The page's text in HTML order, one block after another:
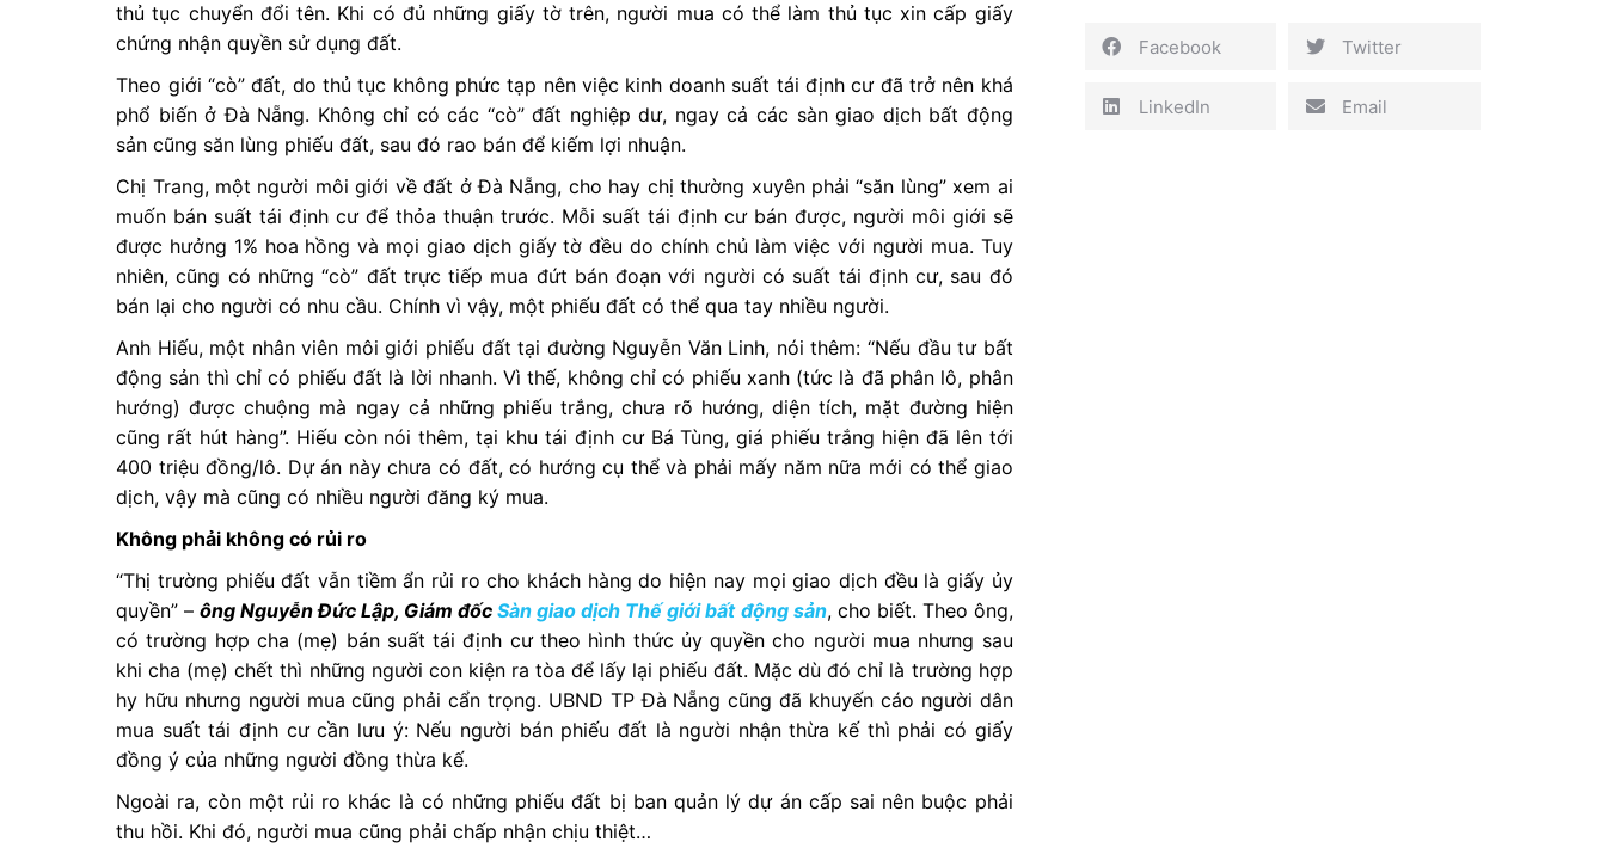
thủ tục chuyển đổi tên. Khi có đủ những giấy tờ trên, người mua có thể làm thủ tục xin cấp giấy
chứng nhận quyền sử dụng đất.
Theo giới “cò” đất, do thủ tục không phức tạp nên việc kinh doanh suất tái định cư đã trở nên khá
phổ biến ở Đà Nẵng. Không chỉ có các “cò” đất nghiệp dư, ngay cả các sàn giao dịch bất động
sản cũng săn lùng phiếu đất, sau đó rao bán để kiếm lợi nhuận.
Chị Trang, một người môi giới về đất ở Đà Nẵng, cho hay chị thường xuyên phải “săn lùng” xem ai
muốn bán suất tái định cư để thỏa thuận trước. Mỗi suất tái định cư bán được, người môi giới sẽ
được hưởng 1% hoa hồng và mọi giao dịch giấy tờ đều do chính chủ làm việc với người mua. Tuy
nhiên, cũng có những “cò” đất trực tiếp mua đứt bán đoạn với người có suất tái định cư, sau đó
bán lại cho người có nhu cầu. Chính vì vậy, một phiếu đất có thể qua tay nhiều người.
Anh Hiếu, một nhân viên môi giới phiếu đất tại đường Nguyễn Văn Linh, nói thêm: “Nếu đầu tư bất
động sản thì chỉ có phiếu đất là lời nhanh. Vì thế, không chỉ có phiếu xanh (tức là đã phân lô, phân
hướng) được chuộng mà ngay cả những phiếu trắng, chưa rõ hướng, diện tích, mặt đường hiện
cũng rất hút hàng”. Hiếu còn nói thêm, tại khu tái định cư Bá Tùng, giá phiếu trắng hiện đã lên tới
400 triệu đồng/lô. Dự án này chưa có đất, có hướng cụ thể và phải mấy năm nữa mới có thể giao
dịch, vậy mà cũng có nhiều người đăng ký mua.
Không phải không có rủi ro
“Thị trường phiếu đất vẫn tiềm ẩn rủi ro cho khách hàng do hiện nay mọi giao dịch đều là giấy ủy
quyền” –ông Nguyễn Đức Lập, Giám đốcSàn giao dịch Thế giới bất động sản, cho biết. Theo ông,
có trường hợp cha (mẹ) bán suất tái định cư theo hình thức ủy quyền cho người mua nhưng sau
khi cha (mẹ) chết thì những người con kiện ra tòa để lấy lại phiếu đất. Mặc dù đó chỉ là trường hợp
hy hữu nhưng người mua cũng phải cẩn trọng. UBND TP Đà Nẵng cũng đã khuyến cáo người dân
mua suất tái định cư cần lưu ý: Nếu người bán phiếu đất là người nhận thừa kế thì phải có giấy
đồng ý của những người đồng thừa kế.
Ngoài ra, còn một rủi ro khác là có những phiếu đất bị ban quản lý dự án cấp sai nên buộc phải
thu hồi. Khi đó, người mua cũng phải chấp nhận chịu thiệt…
Facebook Twitter
LinkedIn Email